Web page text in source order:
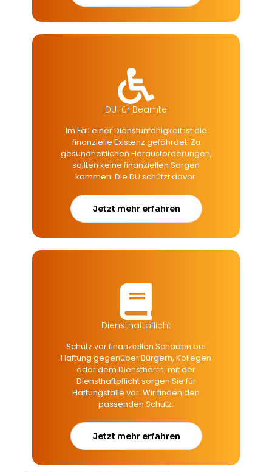
DU für Beamte
Im Fall einer Dienstunfähigkeit ist die
finanzielle Existenz gefährdet. Zu
gesundheitlichen Herausforderungen,
sollten keine finanziellen Sorgen
kommen. Die DU schützt davor.
Jetzt mehr erfahren
Diensthaftpflicht
Schutz vor finanziellen Schäden bei
Haftung gegenüber Bürgern, Kollegen
oder dem Dienstherrn: mit der
Diensthaftpflicht sorgen Sie für
Haftungsfälle vor. Wir finden den
passenden Schutz.
Jetzt mehr erfahren